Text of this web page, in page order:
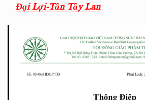
Đại Lợi-Tân Tây Lan